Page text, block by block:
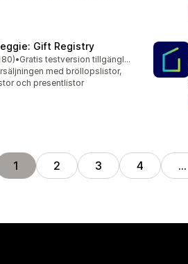
Gift Registry
stjärnor
totalt
•
Gratis testversion tillgänglig
med bröllopslistor,
och presentlistor
1 2 3 4 …